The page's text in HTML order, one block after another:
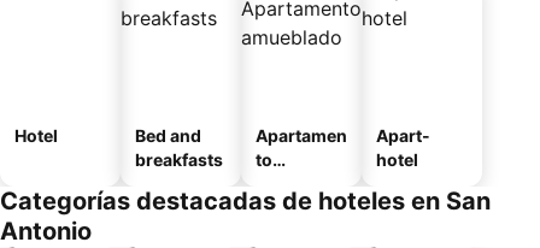
Hotel
Bed and
breakfasts
Apartamen
to
o
Apart-
hotel
Categorías destacadas de hoteles en San
Antonio